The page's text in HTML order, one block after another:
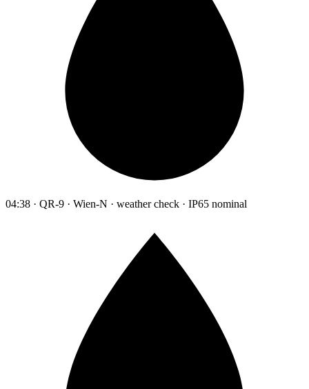
04:38 · QR-9 · Wien-N · weather check · IP65 nominal